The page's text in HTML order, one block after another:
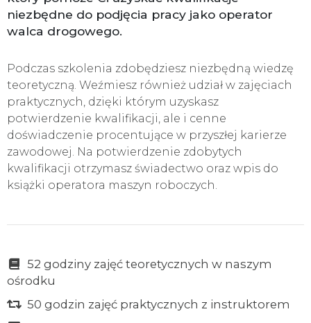
niezbędne do podjęcia pracy jako operator
walca drogowego.
Podczas szkolenia zdobędziesz niezbędną wiedzę
teoretyczną. Weźmiesz również udział w zajęciach
praktycznych, dzięki którym uzyskasz
potwierdzenie kwalifikacji, ale i cenne
doświadczenie procentujące w przyszłej karierze
zawodowej. Na potwierdzenie zdobytych
kwalifikacji otrzymasz świadectwo oraz wpis do
książki operatora maszyn roboczych.
52 godziny zajęć teoretycznych w naszym
ośrodku
50 godzin zajęć praktycznych z instruktorem